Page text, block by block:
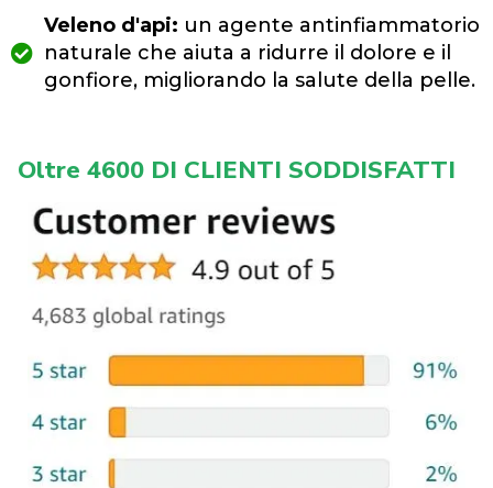
Veleno d'api: un agente antinfiammatorio
naturale che aiuta a ridurre il dolore e il
gonfiore, migliorando la salute della pelle.
Oltre 4600 DI CLIENTI SODDISFATTI